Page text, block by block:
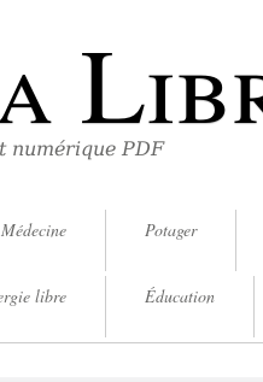
numérique PDF
Médecine Potager
libre Éducation